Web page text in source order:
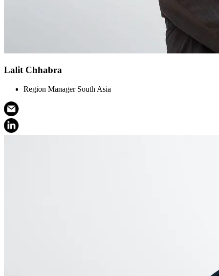
Lalit Chhabra
Region Manager South Asia